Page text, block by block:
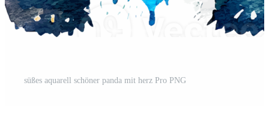
süßes aquarell schöner panda mit herz Pro PNG